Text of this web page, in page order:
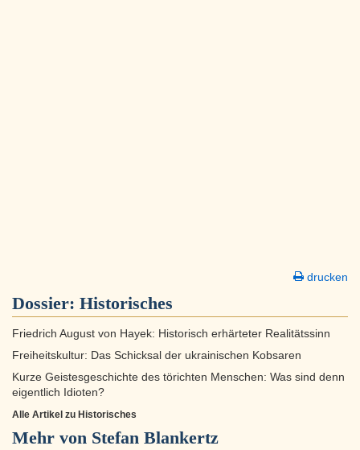
drucken
Dossier: Historisches
Friedrich August von Hayek: Historisch erhärteter Realitätssinn
Freiheitskultur: Das Schicksal der ukrainischen Kobsaren
Kurze Geistesgeschichte des törichten Menschen: Was sind denn
eigentlich Idioten?
Alle Artikel zu Historisches
Mehr von Stefan Blankertz